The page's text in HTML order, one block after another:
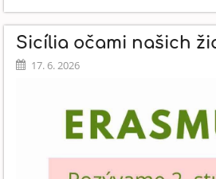
KULTÚRNE
DEDIČSTVO
CYRILA
A
METODA:
Sicília očami našich
17. 6. 2026